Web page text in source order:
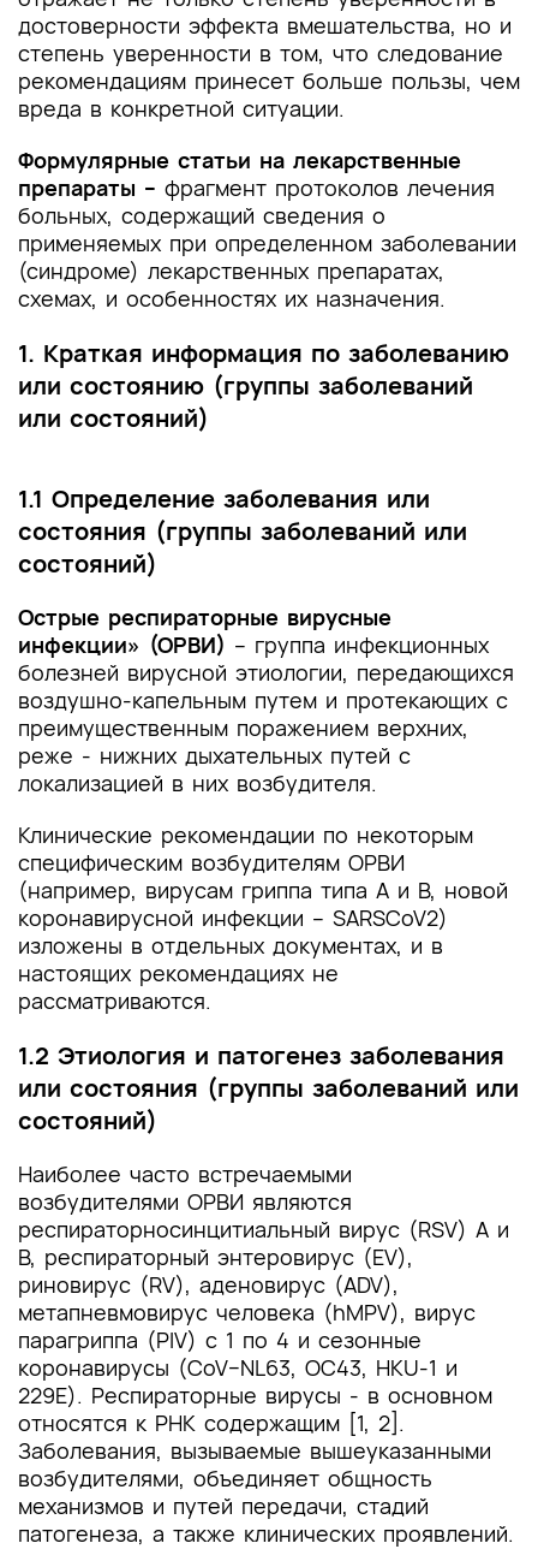
достоверности эффекта вмешательства, но и
степень уверенности в том, что следование
рекомендациям принесет больше пользы, чем
вреда в конкретной ситуации.
Формулярные статьи на лекарственные
препараты – фрагмент протоколов лечения
больных, содержащий сведения о
применяемых при определенном заболевании
(синдроме) лекарственных препаратах,
схемах, и особенностях их назначения.
1. Краткая информация по заболеванию
или состоянию (группы заболеваний
или состояний)
1.1 Определение заболевания или
состояния (группы заболеваний или
состояний)
Острые респираторные вирусные
инфекции» (ОРВИ) – группа инфекционных
болезней вирусной этиологии, передающихся
воздушно-капельным путем и протекающих с
преимущественным поражением верхних,
реже - нижних дыхательных путей с
локализацией в них возбудителя.
Клинические рекомендации по некоторым
специфическим возбудителям ОРВИ
(например, вирусам гриппа типа А и В, новой
коронавирусной инфекции – SARSCoV2)
изложены в отдельных документах, и в
настоящих рекомендациях не
рассматриваются.
1.2 Этиология и патогенез заболевания
или состояния (группы заболеваний или
состояний)
Наиболее часто встречаемыми
возбудителями ОРВИ являются
респираторно­синцитиальный вирус (RSV) A и
B, респираторный энтеровирус (EV),
риновирус (RV), аденовирус (ADV),
метапневмовирус человека (hMPV), вирус
парагриппа (PIV) с 1 по 4 и сезонные
коронавирусы (CoV–NL63, OC43, HKU-1 и
229E). Респираторные вирусы - в основном
относятся к РНК содержащим [1, 2].
Заболевания, вызываемые вышеуказанными
возбудителями, объединяет общность
механизмов и путей передачи, стадий
патогенеза, а также клинических проявлений.